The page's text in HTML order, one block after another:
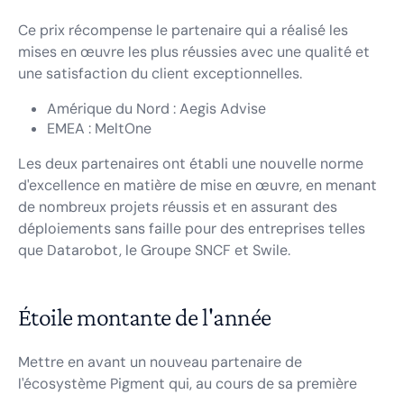
Ce prix récompense le partenaire qui a réalisé les
mises en œuvre les plus réussies avec une qualité et
une satisfaction du client exceptionnelles.
Amérique du Nord : Aegis Advise
EMEA : MeltOne
Les deux partenaires ont établi une nouvelle norme
d'excellence en matière de mise en œuvre, en menant
de nombreux projets réussis et en assurant des
déploiements sans faille pour des entreprises telles
que Datarobot, le Groupe SNCF et Swile.
Étoile montante de l'année
Mettre en avant un nouveau partenaire de
l'écosystème Pigment qui, au cours de sa première